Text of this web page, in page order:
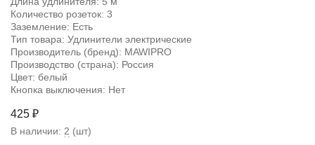
Количество розеток: 3
Заземление: Есть
Тип товара: Удлинители электрические
Производитель (бренд): MAWIPRO
Производство (страна): Россия
Цвет: белый
Кнопка выключения: Нет
425 ₽
В наличии: 2 (шт)